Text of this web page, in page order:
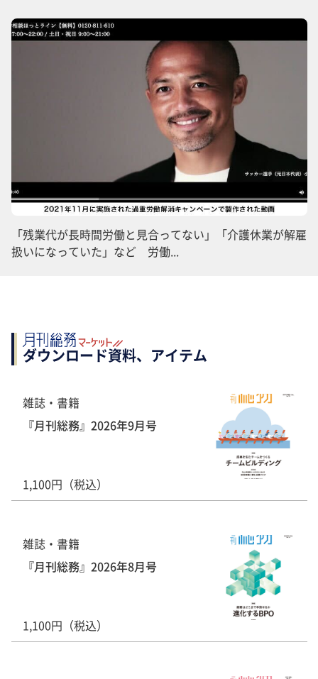
「残業代が長時間労働と見合ってない」「介護休業が解雇
扱いになっていた」など 労働...
ダウンロード資料、アイテム
雑誌・書籍
『月刊総務』2026年9月号
1,100円（税込）
雑誌・書籍
『月刊総務』2026年8月号
1,100円（税込）